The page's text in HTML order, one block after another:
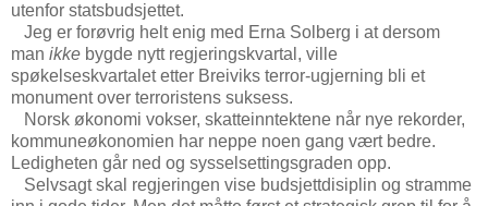
utenfor statsbudsjettet.
Jeg er forøvrig helt enig med Erna Solberg i at dersom
man ikke bygde nytt regjeringskvartal, ville
spøkelseskvartalet etter Breiviks terror-ugjerning bli et
monument over terroristens suksess.
Norsk økonomi vokser, skatteinntektene når nye rekorder,
kommuneøkonomien har neppe noen gang vært bedre.
Ledigheten går ned og sysselsettingsgraden opp.
Selvsagt skal regjeringen vise budsjettdisiplin og stramme